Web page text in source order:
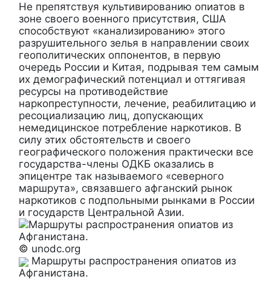
Не препятствуя культивированию опиатов в
зоне своего военного присутствия, США
способствуют «канализированию» этого
разрушительного зелья в направлении своих
геополитических оппонентов, в первую
очередь России и Китая, подрывая тем самым
их демографический потенциал и оттягивая
ресурсы на противодействие
наркопреступности, лечение, реабилитацию и
ресоциализацию лиц, допускающих
немедицинское потребление наркотиков. В
силу этих обстоятельств и своего
географического положения практически все
государства-члены ОДКБ оказались в
эпицентре так называемого «северного
маршрута», связавшего афганский рынок
наркотиков с подпольными рынками в России
и государств Центральной Азии.
© unodc.org
Маршруты распространения опиатов из
Афганистана.